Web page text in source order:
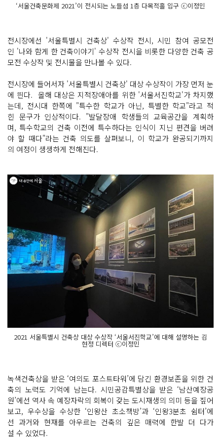
‘서울건축문화제 2021’이 전시되는 노들섬 1층 다목적홀 입구 ⓒ이정민
전시장에선 '서울특별시 건축상' 수상작 전시, 시민 참여 공모전
인 '나와 함게 한 건축이야기' 수상작 전시을 비롯한 다양한 건축 공
모전 수상작 및 전시물을 만나볼 수 있다.
전시장에 들어서자 '서울특별시 건축상' 대상 수상작이 가장 먼저 눈
에 띈다. 올해 대상은 지적장애아를 위한 '서울서진학교'가 차지했
는데, 전시대 한쪽에 "특수한 학교가 아닌, 특별한 학교"라고 적
힌 문구가 인상적이다. "발달장애 학생들의 교육공간을 계획하
며, 특수학교의 건축 이전에 특수하다는 인식이 지닌 편견을 버려
야 할 때다"라는 건축 의도를 살펴보니, 이 학교가 완공되기까지
의 여정이 생생하게 전해진다.
2021 서울특별시 건축상 대상 수상작 ‘서울서진학교’에 대해 설명하는 김
현정 디렉터 ⓒ이정민
녹색건축상을 받은 ‘여의도 포스트타워’에 담긴 환경보존을 위한 건
축의 노력도 기억에 남는다. 시민공감특별상을 받은 ‘남산예장공
원’에선 역사 속 예장자락의 회복이 갖는 도시재생의 의미 등을 짚어
보고, 우수상을 수상한 ‘인왕산 초소책방’과 ‘인왕3분초 쉼터’에
선 과거와 현재를 아우르는 건축의 깊은 매력에 한발 더 다가
설 수 있었다.